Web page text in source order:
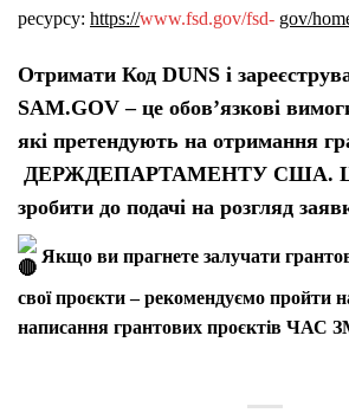
ресурсу: https://www.fsd.gov/fsd- gov/
Отримати Код DUNS і
SAM.GOV – це обов’язкові
які претендують на отримання
ДЕРЖДЕПАРТАМЕНТУ США. Це
зробити до подачі на розгляд
Якщо ви прагнете залучати
свої проєкти – рекомендуємо пройти
написання грантових проєктів ЧАС